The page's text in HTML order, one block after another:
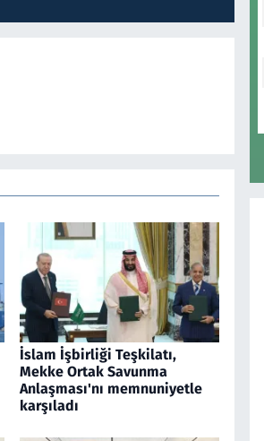
İslam İşbirliği Teşkilatı,
Mekke Ortak Savunma
Anlaşması'nı memnuniyetle
karşıladı